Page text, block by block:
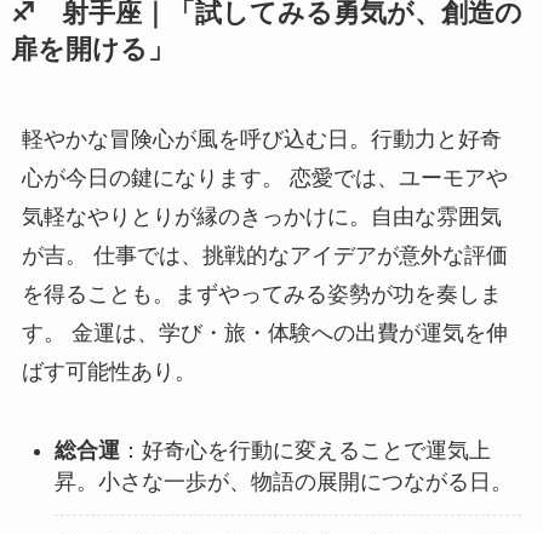
♐ 射手座｜「試してみる勇気が、創造の
扉を開ける」
軽やかな冒険心が風を呼び込む日。行動力と好奇
心が今日の鍵になります。 恋愛では、ユーモアや
気軽なやりとりが縁のきっかけに。自由な雰囲気
が吉。 仕事では、挑戦的なアイデアが意外な評価
を得ることも。まずやってみる姿勢が功を奏しま
す。 金運は、学び・旅・体験への出費が運気を伸
ばす可能性あり。
総合運：好奇心を行動に変えることで運気上
昇。小さな一歩が、物語の展開につながる日。